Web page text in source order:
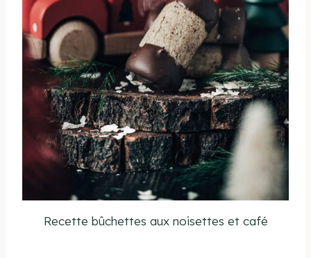
Recette bûchettes aux noisettes et café